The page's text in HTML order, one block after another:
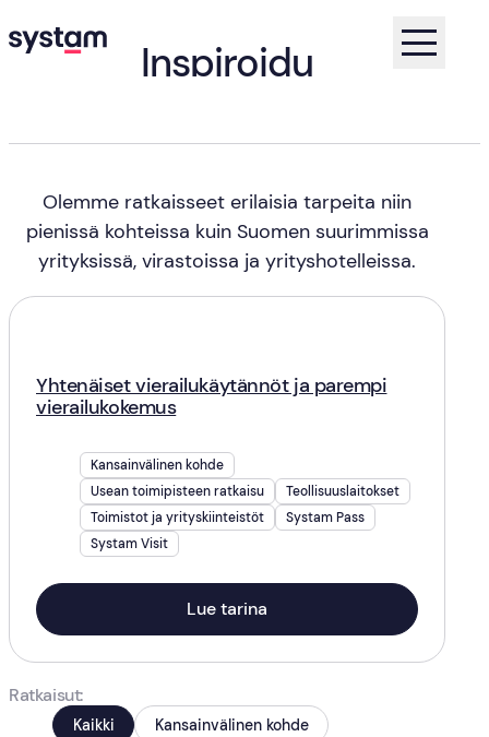
Inspiroidu
Olemme ratkaisseet erilaisia tarpeita niin
pienissä kohteissa kuin Suomen suurimmissa
yrityksissä, virastoissa ja yrityshotelleissa.
Yhtenäiset vierailukäytännöt ja parempi
vierailukokemus
Kansainvälinen kohde
Usean toimipisteen ratkaisu
Teollisuuslaitokset
Toimistot ja yrityskiinteistöt
Systam Pass
Systam Visit
Lue tarina
Ratkaisut
Kaikki
Kansainvälinen kohde